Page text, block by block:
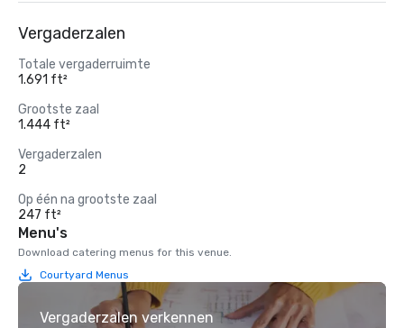
Vergaderzalen
Totale vergaderruimte
1.691 ft²
Grootste zaal
1.444 ft²
Vergaderzalen
2
Op één na grootste zaal
247 ft²
Menu's
Download catering menus for this venue.
Courtyard Menus
Vergaderzalen verkennen